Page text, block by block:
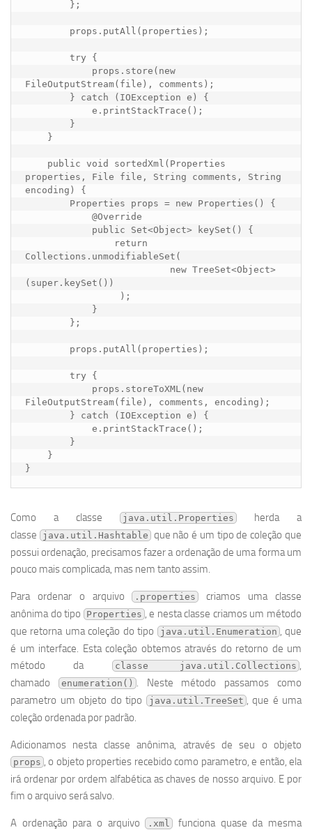
FileOutputStream(file), comments);
properties, File file, String comments, String
encoding) {
Collections.unmodifiableSet(
(super.keySet())
FileOutputStream(file), comments, encoding);
Como a classe java.util.Properties
herda a
classe
java.util.Hashtable que não é um tipo de coleção que
possui ordenação, precisamos fazer a ordenação de uma forma um
pouco mais complicada, mas nem tanto assim.
Para ordenar o arquivo .properties
criamos uma classe
anônima do tipo
Properties , e nesta classe criamos um método
que retorna uma coleção do tipo
java.util.Enumeration , que
é um interface. Esta coleção obtemos através do retorno de um
método da
classe java.util.Collections ,
chamado
enumeration() . Neste método passamos como
parametro um objeto do tipo
java.util.TreeSet , que é uma
coleção ordenada por padrão.
Adicionamos nesta classe anônima, através de seu o objeto
props , o objeto properties recebido como parametro, e então, ela
irá ordenar por ordem alfabética as chaves de nosso arquivo. E por
fim o arquivo será salvo.
A ordenação para o arquivo .xml
funciona quase da mesma